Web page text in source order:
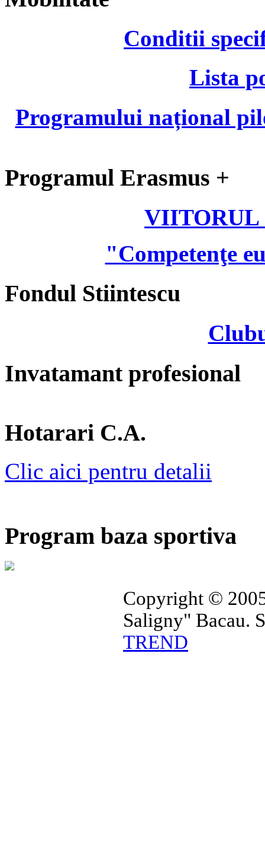
Conditii
Lista
Programului național
Programul Erasmus +
VIITORUL
"Competenţe
Fondul Stiintescu
Invatamant profesional
Hotarari C.A.
Clic aici pentru detalii
Program baza sportiva
Copyright ©
Saligny" Bacau.
TREND